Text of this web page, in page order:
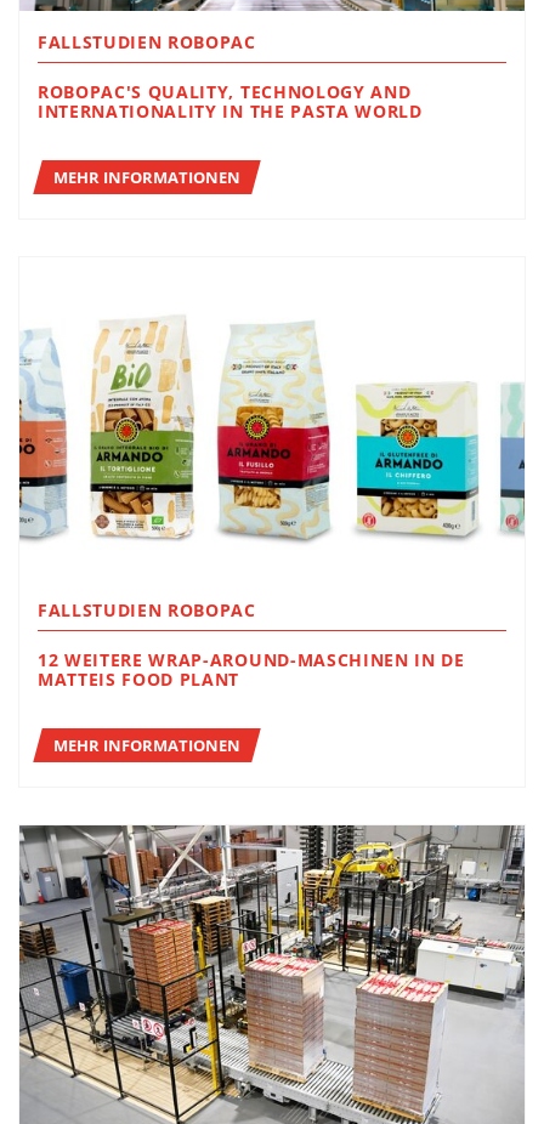
FALLSTUDIEN ROBOPAC
ROBOPAC'S QUALITY, TECHNOLOGY AND
INTERNATIONALITY IN THE PASTA WORLD
MEHR INFORMATIONEN
FALLSTUDIEN ROBOPAC
12 WEITERE WRAP-AROUND-MASCHINEN IN DE
MATTEIS FOOD PLANT
MEHR INFORMATIONEN